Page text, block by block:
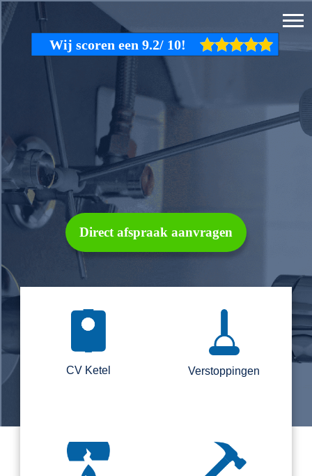
Direct afspraak aanvragen
CV Ketel Verstoppingen